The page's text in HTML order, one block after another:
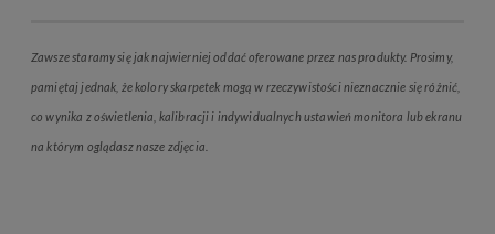
Zawsze staramy się jak najwierniej oddać oferowane przez nas produkty. Prosimy,
pamiętaj jednak, że kolory skarpetek mogą w rzeczywistości nieznacznie się różnić,
co wynika z oświetlenia, kalibracji i indywidualnych ustawień monitora lub ekranu
na którym oglądasz nasze zdjęcia.